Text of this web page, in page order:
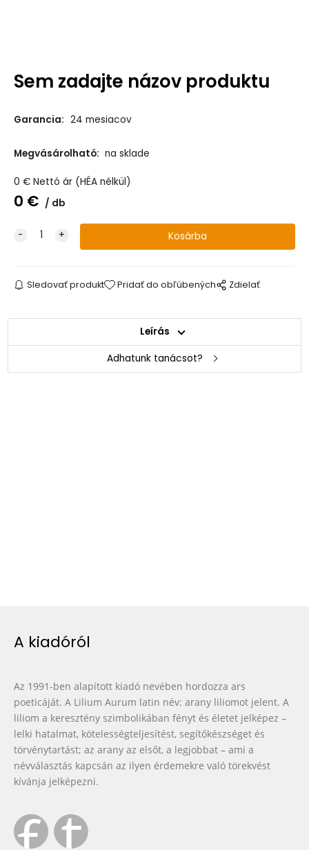
Sem zadajte názov produktu
Garancia: 24 mesiacov
Megvásárolható: na sklade
0 € Nettó ár (HÉA nélkül)
0 € db
Sledovať produkt Pridať do obľúbených Zdielať
Leírás
Adhatunk tanácsot?
A kiadóról
Az 1991-ben alapított kiadó nevében hordozza ars
poeticáját. A Lilium Aurum latin név: arany liliomot jelent. A
liliom a keresztény szimbolikában fényt és életet jelképez –
lelki hatalmat, kötelességteljesítést, segítőkészséget és
törvénytartást; az arany az elsőt, a legjobbat – ami a
névválasztás kapcsán az ilyen érdemekre való törekvést
kívánja jelképezni.